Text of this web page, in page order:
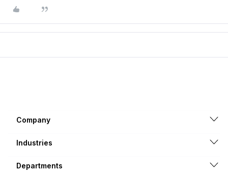
Company
Industries
Departments